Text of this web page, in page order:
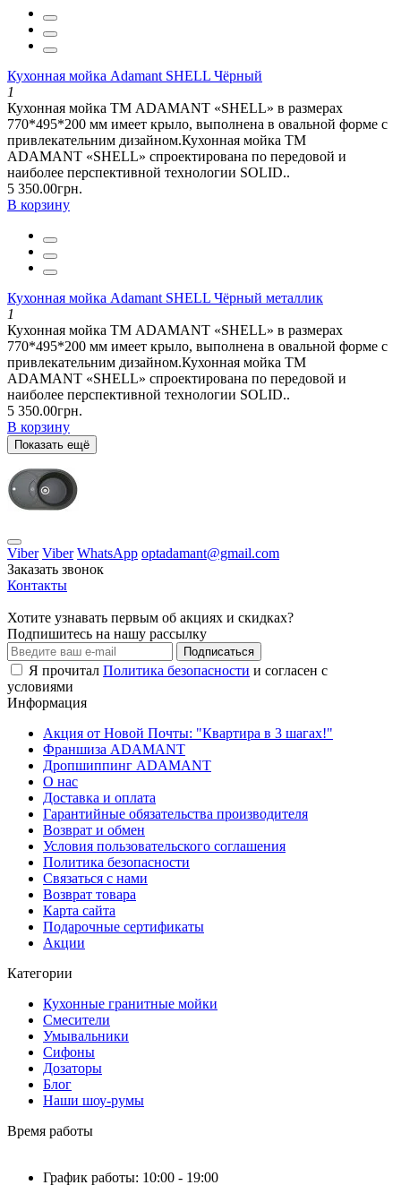
Кухонная мойка Adamant SHELL Чёрный
1
Кухонная мойка ТМ ADAMANT «SHELL» в размерах
770*495*200 мм имеет крыло, выполнена в овальной форме с
привлекательним дизайном.Кухонная мойка ТМ
ADAMANT «SHELL» спроектирована по передовой и
наиболее перспективной технологии SOLID..
5 350.00грн.
В корзину
Кухонная мойка Adamant SHELL Чёрный металлик
1
Кухонная мойка ТМ ADAMANT «SHELL» в размерах
770*495*200 мм имеет крыло, выполнена в овальной форме с
привлекательним дизайном.Кухонная мойка ТМ
ADAMANT «SHELL» спроектирована по передовой и
наиболее перспективной технологии SOLID..
5 350.00грн.
В корзину
Показать ещё
Viber Viber WhatsApp optadamant@gmail.com
Заказать звонок
Контакты
Хотите узнавать первым об акциях и скидках?
Подпишитесь на нашу рассылку
Подписаться
Я прочитал Политика безопасности и согласен с
условиями
Информация
Акция от Новой Почты: "Квартира в 3 шагах!"
Франшиза ADAMANT
Дропшиппинг ADAMANT
О нас
Доставка и оплата
Гарантийные обязательства производителя
Возврат и обмен
Условия пользовательского соглашения
Политика безопасности
Связаться с нами
Возврат товара
Карта сайта
Подарочные сертификаты
Акции
Категории
Кухонные гранитные мойки
Смесители
Умывальники
Сифоны
Дозаторы
Блог
Наши шоу-румы
Время работы
График работы: 10:00 - 19:00